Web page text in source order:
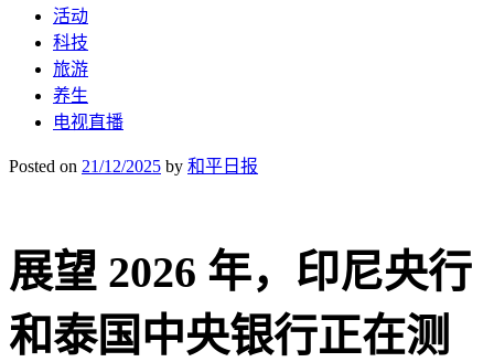
活动
科技
旅游
养生
电视直播
Posted on 21/12/2025 by 和平日报
展望 2026 年，印尼央行
和泰国中央银行正在测